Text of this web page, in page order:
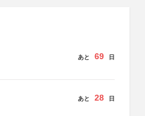
あと 69 日
あと 28 日